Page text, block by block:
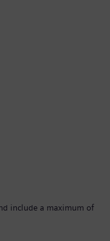
include a maximum of